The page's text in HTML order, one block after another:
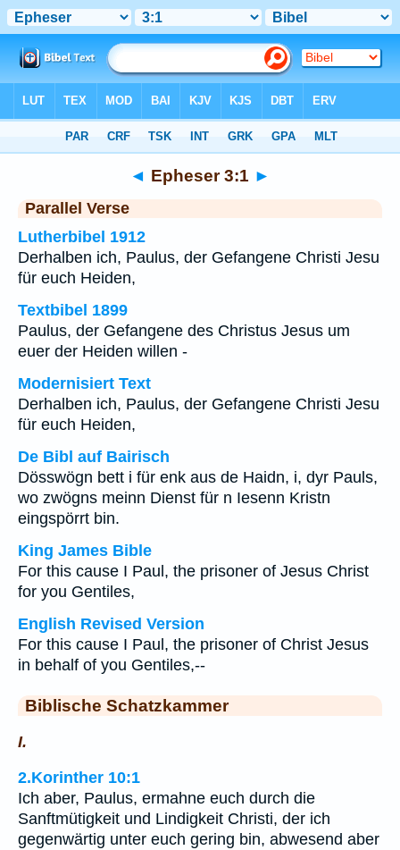
◄ Epheser 3:1 ►
Parallel Verse
Lutherbibel 1912
Derhalben ich, Paulus, der Gefangene Christi Jesu
für euch Heiden,
Textbibel 1899
Paulus, der Gefangene des Christus Jesus um
euer der Heiden willen -
Modernisiert Text
Derhalben ich, Paulus, der Gefangene Christi Jesu
für euch Heiden,
De Bibl auf Bairisch
Dösswögn bett i für enk aus de Haidn, i, dyr Pauls,
wo zwögns meinn Dienst für n Iesenn Kristn
eingspörrt bin.
King James Bible
For this cause I Paul, the prisoner of Jesus Christ
for you Gentiles,
English Revised Version
For this cause I Paul, the prisoner of Christ Jesus
in behalf of you Gentiles,--
Biblische Schatzkammer
I.
2.Korinther 10:1
Ich aber, Paulus, ermahne euch durch die
Sanftmütigkeit und Lindigkeit Christi, der ich
gegenwärtig unter euch gering bin, abwesend aber